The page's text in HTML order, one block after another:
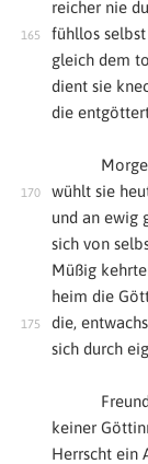
reicher nie
fühllos selbst
gleich dem
dient sie
die
wühlt sie
und an ewig
sich von
Müßig
heim die
die,
sich durch
keiner
Herrscht ein